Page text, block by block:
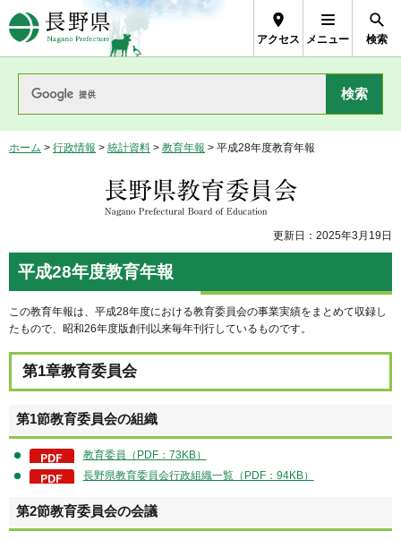
長野県Nagano Prefecture
アクセス メニュー 検索
ホーム > 行政情報 > 統計資料 > 教育年報 > 平成28年度教育年報
長野県教育委員会
更新日：2025年3月19日
平成28年度教育年報
この教育年報は、平成28年度における教育委員会の事業実績をまとめて収録し
たもので、昭和26年度版創刊以来毎年刊行しているものです。
第1章教育委員会
第1節教育委員会の組織
教育委員（PDF：73KB）
長野県教育委員会行政組織一覧（PDF：94KB）
第2節教育委員会の会議